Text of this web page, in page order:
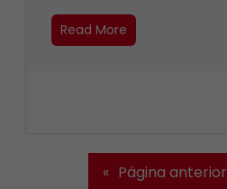
Read More
« Página anterior